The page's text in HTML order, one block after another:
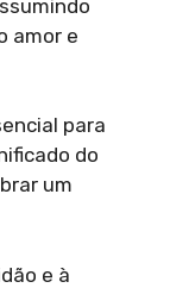
amor e
para
do
um
e à